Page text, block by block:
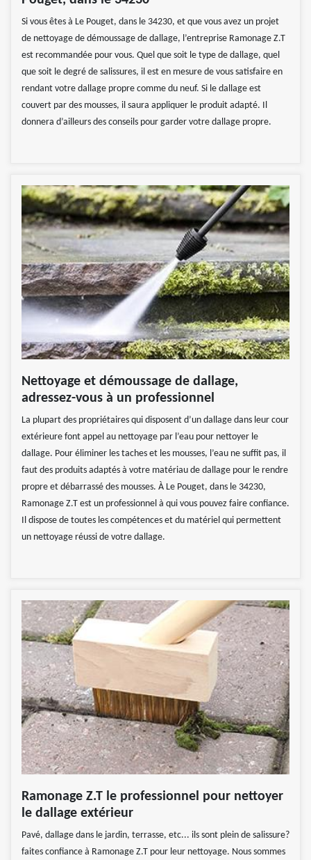
Si vous êtes à Le Pouget, dans le 34230, et que vous avez un projet
de nettoyage de démoussage de dallage, l’entreprise Ramonage Z.T
est recommandée pour vous. Quel que soit le type de dallage, quel
que soit le degré de salissures, il est en mesure de vous satisfaire en
rendant votre dallage propre comme du neuf. Si le dallage est
couvert par des mousses, il saura appliquer le produit adapté. Il
donnera d’ailleurs des conseils pour garder votre dallage propre.
Nettoyage et démoussage de dallage,
adressez-vous à un professionnel
La plupart des propriétaires qui disposent d’un dallage dans leur cour
extérieure font appel au nettoyage par l’eau pour nettoyer le
dallage. Pour éliminer les taches et les mousses, l’eau ne suffit pas, il
faut des produits adaptés à votre matériau de dallage pour le rendre
propre et débarrassé des mousses. À Le Pouget, dans le 34230,
Ramonage Z.T est un professionnel à qui vous pouvez faire confiance.
Il dispose de toutes les compétences et du matériel qui permettent
un nettoyage réussi de votre dallage.
Ramonage Z.T le professionnel pour nettoyer
le dallage extérieur
Pavé, dallage dans le jardin, terrasse, etc... ils sont plein de salissure?
faites confiance à Ramonage Z.T pour leur nettoyage. Nous sommes